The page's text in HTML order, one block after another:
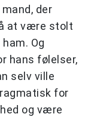
der
at være stolt
Og
hans følelser,
selv ville
for
og være